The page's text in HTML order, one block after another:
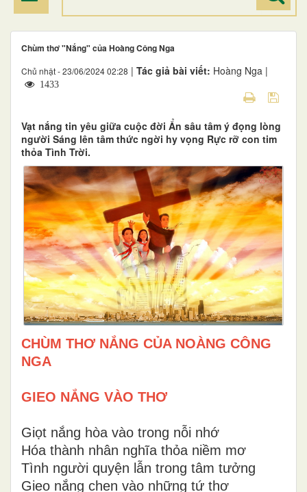
Chùm thơ "Nắng" của Hoàng Công Nga
Chủ nhật - 23/06/2024 02:28 | Tác giả bài viết: Hoàng Nga |
1433
Vạt nắng tin yêu giữa cuộc đời Ẩn sâu tâm ý đọng lòng
người Sáng lên tâm thức ngời hy vọng Rực rỡ con tim
thỏa Tình Trời.
CHÙM THƠ NẮNG CỦA NOÀNG CÔNG
NGA
GIEO NẮNG VÀO THƠ
Giọt nắng hòa vào trong nỗi nhớ
Hóa thành nhân nghĩa thỏa niềm mơ
Tình người quyện lẫn trong tâm tưởng
Gieo nắng chen vào những tứ thơ